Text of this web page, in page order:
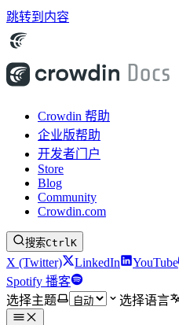
跳转到内容
Crowdin 帮助
企业版帮助
开发者门户
Store
Blog
Community
Crowdin.com
搜索CtrlK
X (Twitter) LinkedIn YouTube
Spotify 播客
选择主题
选择语言